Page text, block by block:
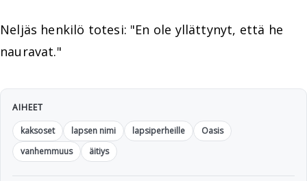
Neljäs henkilö totesi: "En ole yllättynyt, että he
nauravat."
AIHEET
kaksoset
lapsen nimi lapsiperheille
Oasis
vanhemmuus
äitiys